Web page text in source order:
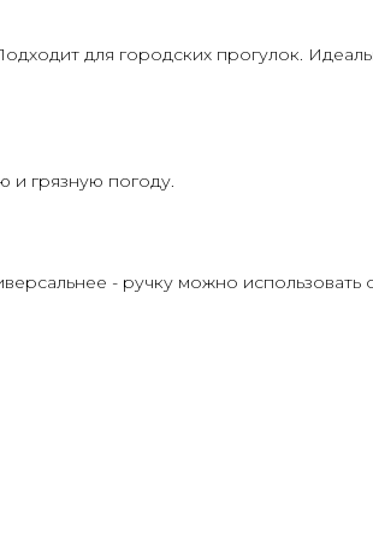
для городских прогулок.
и грязную погоду.
- ручку можно использовать